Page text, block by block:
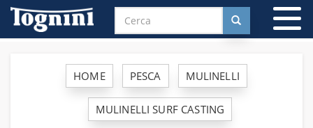
HOME PESCA MULINELLI
MULINELLI SURF CASTING